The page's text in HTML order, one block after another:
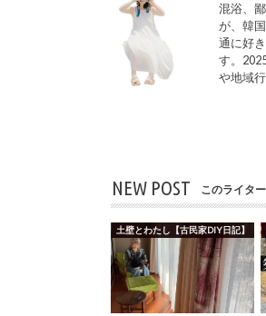
混浴、
が、韓
通に好
す。
や地域
NEW POST このライタ
土壁とわたし【古民家DIY日記】